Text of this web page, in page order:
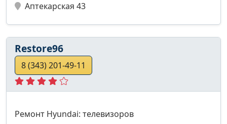
Аптекарская 43
Restore96
8 (343) 201-49-11
Ремонт Hyundai: телевизоров